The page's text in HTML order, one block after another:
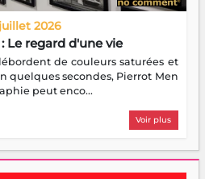
2026
Le regard d'une vie
de couleurs saturées et
quelques secondes, Pierrot Men
peut enco...
Voir plus